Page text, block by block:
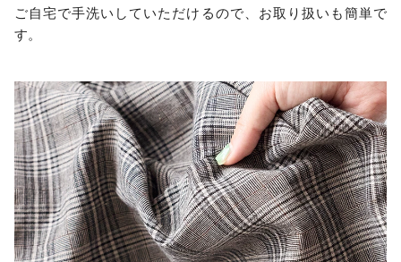
ご自宅で手洗いしていただけるので、お取り扱いも簡単で
す。